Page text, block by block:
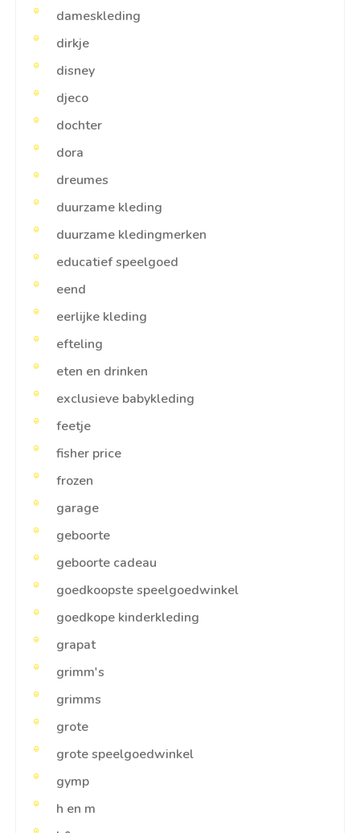
dameskleding
dirkje
disney
djeco
dochter
dora
dreumes
duurzame kleding
duurzame kledingmerken
educatief speelgoed
eend
eerlijke kleding
efteling
eten en drinken
exclusieve babykleding
feetje
fisher price
frozen
garage
geboorte
geboorte cadeau
goedkoopste speelgoedwinkel
goedkope kinderkleding
grapat
grimm's
grimms
grote
grote speelgoedwinkel
gymp
h en m